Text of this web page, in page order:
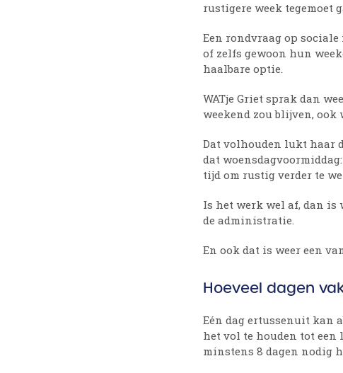
rustigere week tegemoet
Een rondvraag op
of zelfs gewoon hun
haalbare optie.
WATje Griet sprak dan
weekend zou blijven, ook
Dat volhouden lukt haar
dat
tijd om rustig verder te
Is het werk wel af, dan is
de administratie.
En ook dat is weer een
Hoeveel dagen
Eén dag ertussenuit kan
het vol te houden tot
minstens 8 dagen nodig